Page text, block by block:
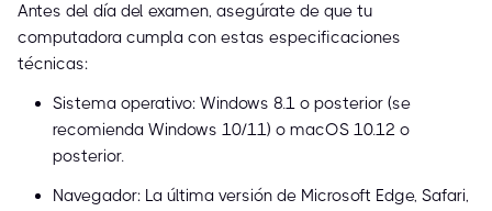
Antes del día del examen, asegúrate de que tu
computadora cumpla con estas especificaciones
técnicas:
Sistema operativo: Windows 8.1 o posterior (se
recomienda Windows 10/11) o macOS 10.12 o
posterior.
Navegador: La última versión de Microsoft Edge, Safari,